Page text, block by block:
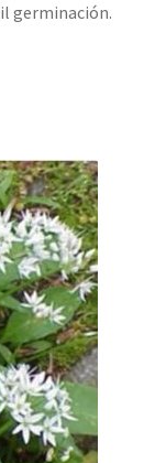
germinación.